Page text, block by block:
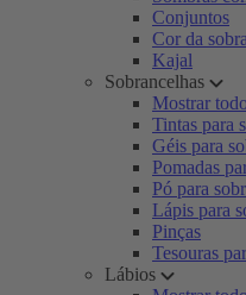
Conjuntos
Cor da
Kajal
Sobrancelhas
Mostrar
Tintas para
Géis para
Pomadas
Pó para
Lápis para
Pinças
Tesouras
Lábios